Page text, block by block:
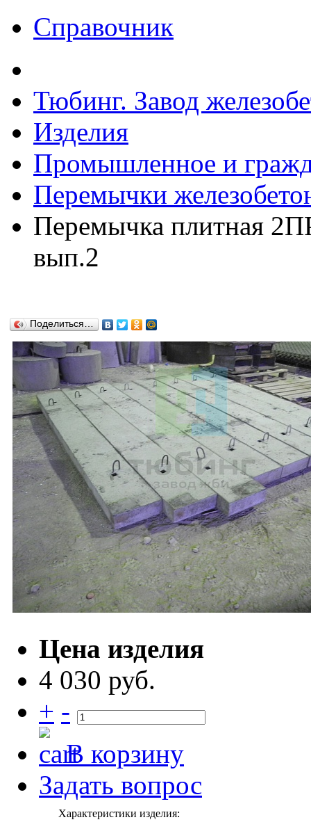
Справочник
Тюбинг. Завод
Изделия
Промышленное и
Перемычки
Перемычка плитная
вып.2
Поделиться…
Цена изделия
4 030 руб.
+ -
В корзину
Задать вопрос
Характеристики изделия: